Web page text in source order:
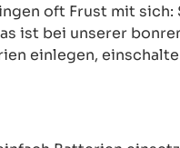
oft Frust mit
ist bei unserer
einlegen,